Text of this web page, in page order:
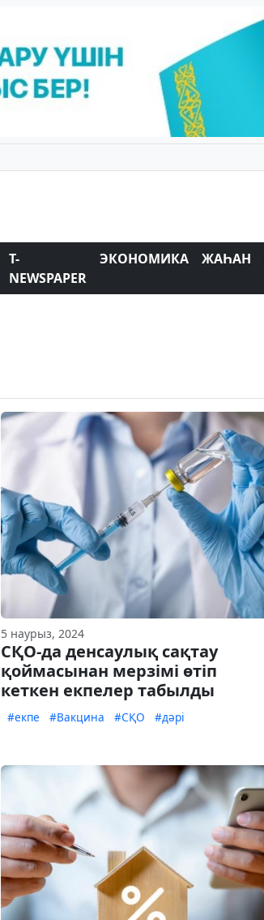
T-
NEWSPAPER
ЭКОНОМИКА ЖАҺАН
5 наурыз, 2024
СҚО-да денсаулық сақтау
қоймасынан мерзімі өтіп
кеткен екпелер табылды
#екпе #Вакцина #СҚО #дәрі